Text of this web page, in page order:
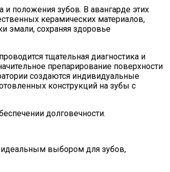
положения зубов. В авангарде этих
керамических материалов,
эмали, сохраняя здоровье
тщательная диагностика и
препарирование поверхности
создаются индивидуальные
конструкций на зубы с
долговечности.
выбором для зубов,